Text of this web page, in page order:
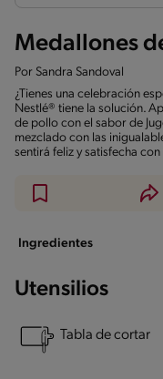
Medallones
Por Sandra Sandoval
¿Tienes una celebración
Nestlé® tiene la solución.
de pollo con el sabor de
mezclado con las
sentirá feliz y satisfecha
Ingredientes
Utensilios
Tabla de cortar